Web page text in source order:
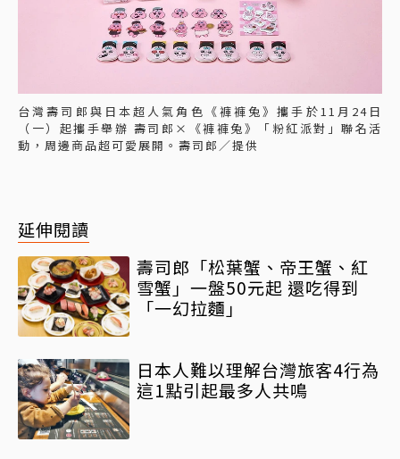
台灣壽司郎與日本超人氣角色《褲褲兔》攜手於11月24日
（一）起攜手舉辦 壽司郎×《褲褲兔》「粉紅派對」聯名活
動，周邊商品超可愛展開。壽司郎／提供
延伸閱讀
壽司郎「松葉蟹、帝王蟹、紅
雪蟹」一盤50元起 還吃得到
「一幻拉麵」
日本人難以理解台灣旅客4行為
這1點引起最多人共鳴